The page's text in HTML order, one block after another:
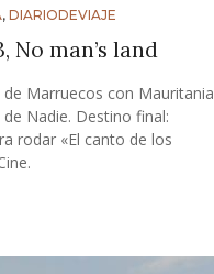
, DIARIODEVIAJE
No man’s land
Marruecos con Mauritania
Nadie. Destino final:
rodar «El canto de los